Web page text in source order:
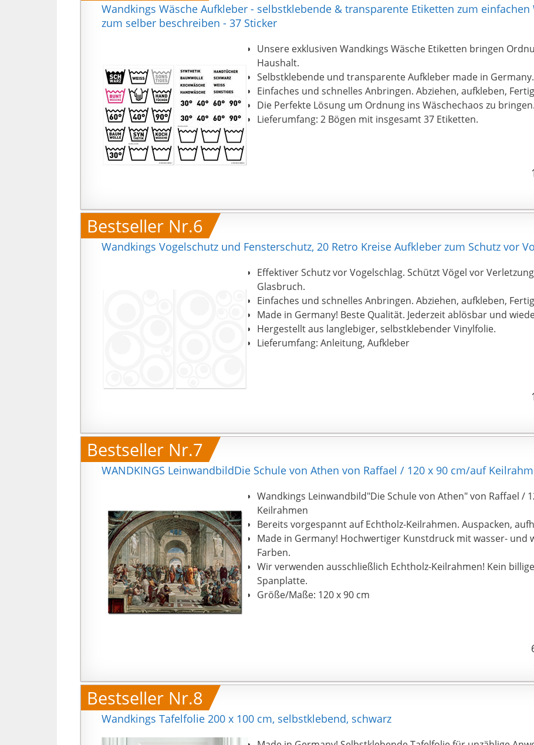
Wandkings Wäsche Aufkleber - selbstklebende & transparente Etiketten zum
zum selber beschreiben - 37 Sticker
Unsere exklusiven Wandkings Wäsche Etiketten bringen
Haushalt.
Selbstklebende und transparente Aufkleber made in Germany.
Einfaches und schnelles Anbringen. Abziehen, aufkleben,
Die Perfekte Lösung um Ordnung ins Wäschechaos zu bringen.
Lieferumfang: 2 Bögen mit insgesamt 37 Etiketten.
Bestseller Nr.6
Wandkings Vogelschutz und Fensterschutz, 20 Retro Kreise Aufkleber zum Schutz vor
Effektiver Schutz vor Vogelschlag. Schützt Vögel vor
Glasbruch.
Einfaches und schnelles Anbringen. Abziehen, aufkleben,
Made in Germany! Beste Qualität. Jederzeit ablösbar und
Hergestellt aus langlebiger, selbstklebender Vinylfolie.
Lieferumfang: Anleitung, Aufkleber
Bestseller Nr.7
WANDKINGS LeinwandbildDie Schule von Athen von Raffael / 120 x 90 cm/auf
Wandkings Leinwandbild"Die Schule von Athen" von Raffael /
Keilrahmen
Bereits vorgespannt auf Echtholz-Keilrahmen. Auspacken,
Made in Germany! Hochwertiger Kunstdruck mit wasser- und
Farben.
Wir verwenden ausschließlich Echtholz-Keilrahmen! Kein
Spanplatte.
Größe/Maße: 120 x 90 cm
Bestseller Nr.8
Wandkings Tafelfolie 200 x 100 cm, selbstklebend, schwarz